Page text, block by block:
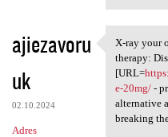
ajiezavoru
uk
02.10.2024
Adres
X-ray your
X-ray your
therapy:
[URL=
e-20mg/-
alternative
breaking